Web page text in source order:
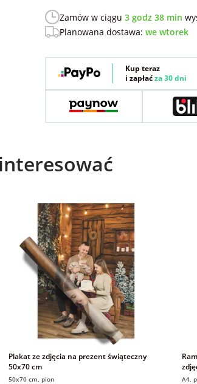
Zamów w ciągu 3 godz 38 min
Planowana dostawa: we wtorek
Kup teraz
i zapłaćza 30 dni
Plakat ze zdjęcia na prezent świąteczny
50x70 cm
50x70 cm, pion A4,